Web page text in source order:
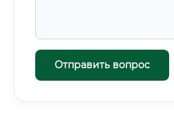
Отправить вопрос